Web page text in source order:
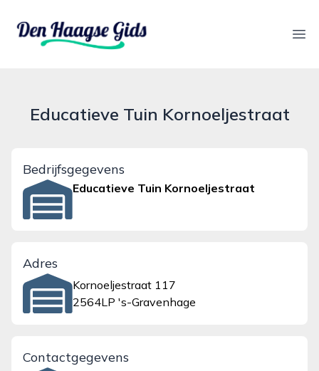
denhaagsegids.nl
Educatieve Tuin Kornoeljestraat
Bedrijfsgegevens
Educatieve Tuin Kornoeljestraat
Adres
Kornoeljestraat 117
2564LP 's-Gravenhage
Contactgegevens